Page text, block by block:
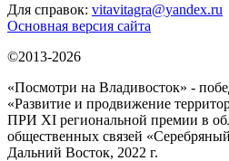
Для справок: vitavitagra@yandex.ru
Основная версия сайта
©2013-2026
«Посмотри на Владивосток» -
«Развитие и продвижение
ПРИ XI региональной премии в
общественных связей
Дальний Восток, 2022 г.